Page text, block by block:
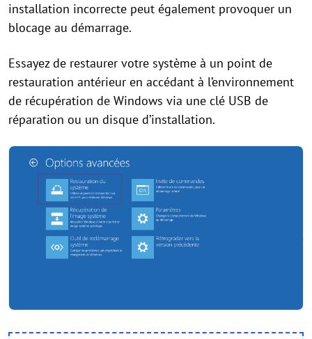
installation incorrecte peut également provoquer un
blocage au démarrage.
Essayez de restaurer votre système à un point de
restauration antérieur en accédant à l’environnement
de récupération de Windows via une clé USB de
réparation ou un disque d’installation.